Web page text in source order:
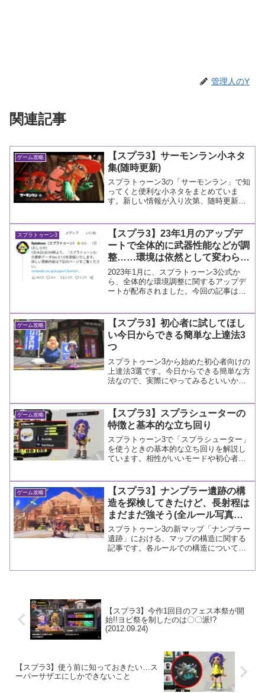
管理人のY
関連記事
ゲーム攻略
【スプラ3】サーモンラン小ネタ
集(随時更新)
スプラトゥーン3の「サーモンラン」で知
ってくと便利な小ネタをまとめていま
す。新しい情報が入り次第、随時更新し
スプラトゥーン3
【スプラ3】23年1月のアップデ
ートで全体的に武器性能などが調
整……環境は依然として変わらな
そう
2023年1月に、スプラトゥーン3公式か
ら、全体的な環境調整に関するアップデ
ートが配布されました。今回の記事はそ
ゲーム攻略
【スプラ3】初心者に試してほし
い今日からできる簡単な上達法3
つ
スプラトゥーン3から始めた初心者向けの
上達法3選です。今日からできる簡単な方
法なので、実際にやってみるといいかも
ゲーム攻略
【スプラ3】スプラシューターの
特徴と基本的な立ち回り
スプラトゥーン3で「スプラシューター」
を使うときの基本的な立ち回りを解説し
ています。相性がいいモードや初心者向
ん。
ゲーム攻略
【スプラ3】ナンプラー遺跡の構
造を探検してきたけど、長射程は
まだまだ強そう(全ルール写真あ
り)
スプラトゥーン3の新マップ「ナンプラー
遺跡」における、マップの構造に関する
記事です。各ルールでの構造について
【スプラ3】今作1回目のフェス本祭が開
始!!ヨビ祭を制したのは〇〇派!?
(2012.09.24)
【スプラ3】使う前に知っておきたい…ス
ーパーサザエにしかできないこと